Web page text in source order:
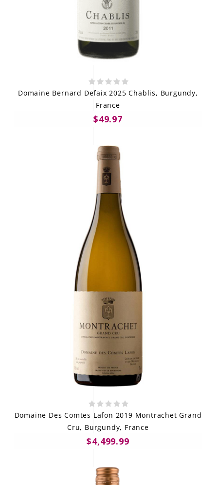
Domaine Bernard Defaix 2025 Chablis, Burgundy,
France
$49.97
Domaine Des Comtes Lafon 2019 Montrachet Grand
Cru, Burgundy, France
$4,499.99